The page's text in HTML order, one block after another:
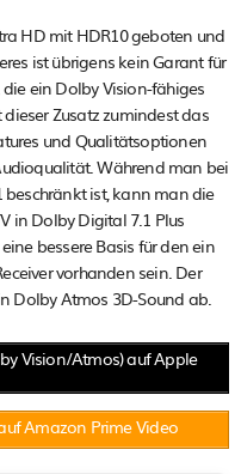
HD mit HDR10 geboten und
ist übrigens kein Garant für
ein Dolby Vision-fähiges
Zusatz zumindest das
und Qualitätsoptionen
Während man bei
ist, kann man die
in Dolby Digital 7.1 Plus
bessere Basis für den ein
vorhanden sein. Der
Dolby Atmos 3D-Sound ab.
Vision/Atmos) auf Apple
Amazon Prime Video